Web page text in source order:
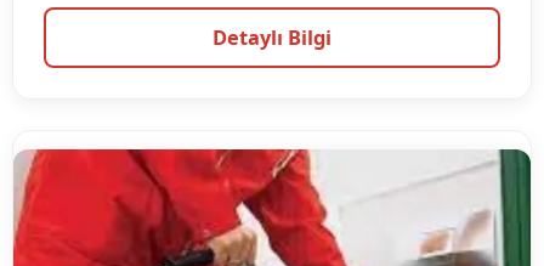
Detaylı Bilgi